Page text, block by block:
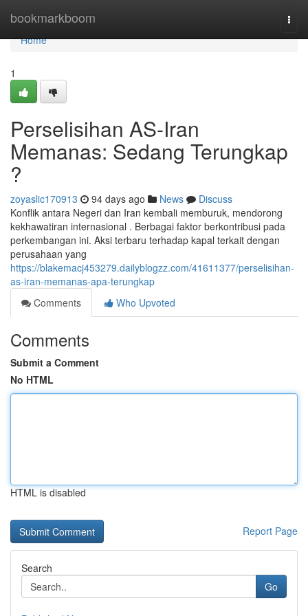
bookmarkboom
Home
Home
1
Perselisihan AS-Iran
Memanas: Sedang Terungkap
?
zoyaslic170913 94 days ago News
Discuss
Konflik antara Negeri dan Iran kembali memburuk, mendorong
kekhawatiran internasional . Berbagai faktor berkontribusi pada
perkembangan ini. Aksi terbaru terhadap kapal terkait dengan
perusahaan yang
https://blakemacj453279.dailyblogzz.com/41611377/perselisihan-
as-iran-memanas-apa-terungkap
Comments
Who Upvoted
Comments
Submit a Comment
No HTML
HTML is disabled
Report Page
Search
Go